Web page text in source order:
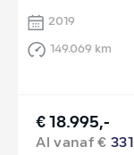
2019
149.069 km
€ 18.995,-
Al vanaf €331